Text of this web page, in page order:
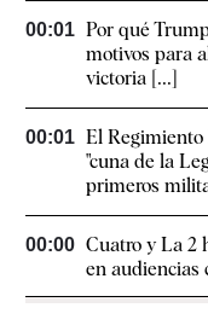
00:01 Por qué
motivos para
victoria [...]
00:01 El
"cuna de la
primeros
00:00 Cuatro y La 2
en audiencias